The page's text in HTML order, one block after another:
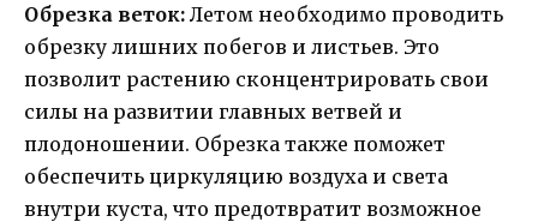
Обрезка веток: Летом необходимо проводить
обрезку лишних побегов и листьев. Это
позволит растению сконцентрировать свои
силы на развитии главных ветвей и
плодоношении. Обрезка также поможет
обеспечить циркуляцию воздуха и света
внутри куста, что предотвратит возможное